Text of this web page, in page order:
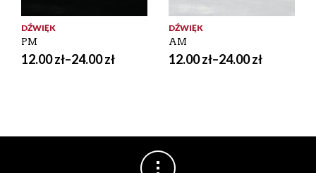
DŹWIĘK
PM
12.00zł–24.00zł
DŹWIĘK
AM
12.00zł–24.00zł